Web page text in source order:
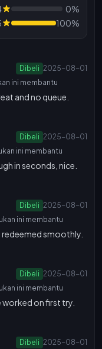
0%
100%
Dibeli 2025-08-01
ini membantu
and no queue.
Dibeli 2025-08-01
ini membantu
in seconds, nice.
Dibeli 2025-08-01
ini membantu
smoothly.
Dibeli 2025-08-01
ini membantu
on first try.
Dibeli 2025-08-01